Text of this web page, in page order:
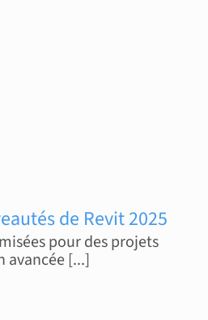
de Revit 2025
pour des projets
[...]